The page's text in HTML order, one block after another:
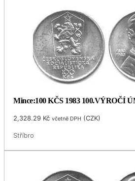
Mince:100 KČS 1983 100.VÝROČÍ
2,328.29 Kč včetně DPH (CZK)
Stříbro